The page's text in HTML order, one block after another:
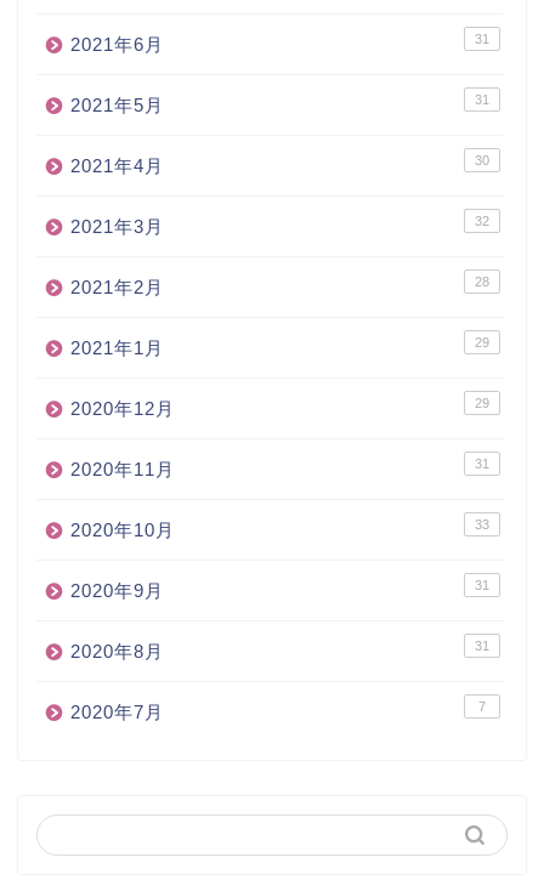
2021年6月 31
2021年5月 31
2021年4月 30
2021年3月 32
2021年2月 28
2021年1月 29
2020年12月 29
2020年11月 31
2020年10月 33
2020年9月 31
2020年8月 31
2020年7月 7